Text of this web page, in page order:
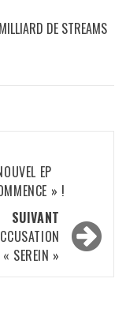
DE STREAMS
EP
» !
SUIVANT
SEREIN »